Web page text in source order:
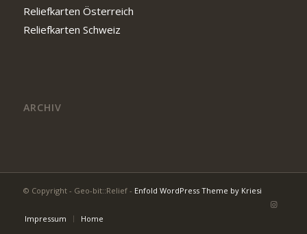
Reliefkarten Österreich
Reliefkarten Schweiz
ARCHIV
© Copyright - Geo-bit::Relief - Enfold WordPress Theme by Kriesi
Impressum Home